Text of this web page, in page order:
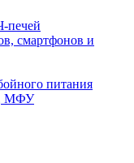
печей
смартфонов и
питания
МФУ